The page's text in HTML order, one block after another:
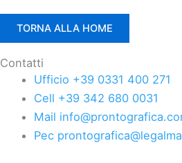
TORNA ALLA HOME
Contatti
Ufficio +39 0331 400 271
Cell +39 342 680 0031
Mail
Pec